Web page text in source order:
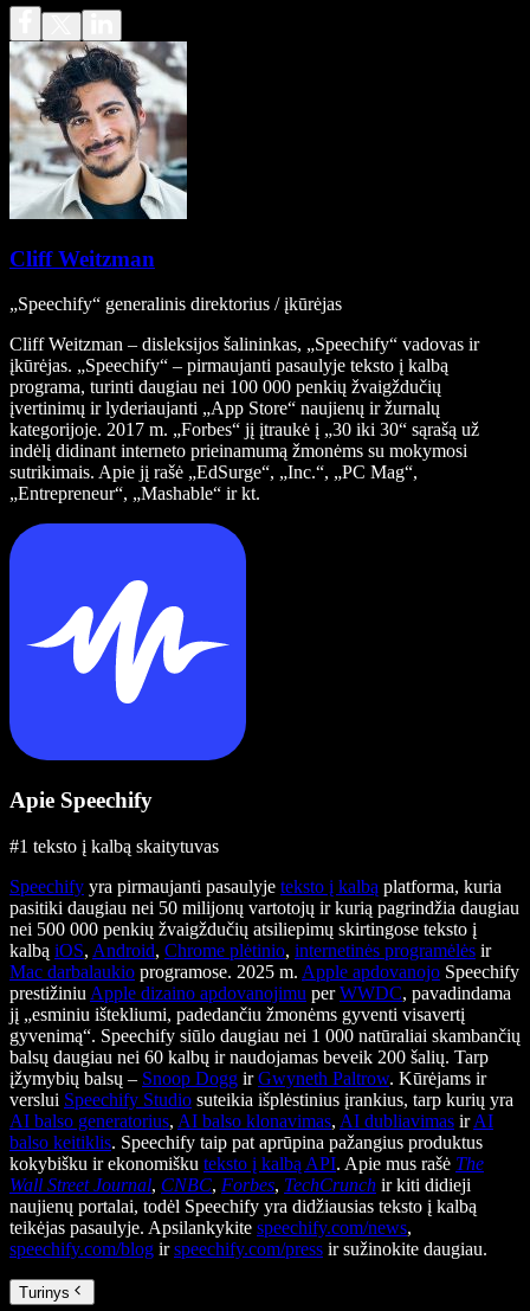
Cliff Weitzman
„Speechify“ generalinis direktorius / įkūrėjas
Cliff Weitzman – disleksijos šalininkas, „Speechify“ vadovas ir
įkūrėjas. „Speechify“ – pirmaujanti pasaulyje teksto į kalbą
programa, turinti daugiau nei 100 000 penkių žvaigždučių
įvertinimų ir lyderiaujanti „App Store“ naujienų ir žurnalų
kategorijoje. 2017 m. „Forbes“ jį įtraukė į „30 iki 30“ sąrašą už
indėlį didinant interneto prieinamumą žmonėms su mokymosi
sutrikimais. Apie jį rašė „EdSurge“, „Inc.“, „PC Mag“,
„Entrepreneur“, „Mashable“ ir kt.
Apie Speechify
#1 teksto į kalbą skaitytuvas
Speechify yra pirmaujanti pasaulyje teksto į kalbą platforma, kuria
pasitiki daugiau nei 50 milijonų vartotojų ir kurią pagrindžia daugiau
nei 500 000 penkių žvaigždučių atsiliepimų skirtingose teksto į
kalbą iOS, Android, Chrome plėtinio, internetinės programėlės ir
Mac darbalaukio programose. 2025 m. Apple apdovanojo Speechify
prestižiniu Apple dizaino apdovanojimu perWWDC, pavadindama
jį „esminiu ištekliumi, padedančiu žmonėms gyventi visavertį
gyvenimą“. Speechify siūlo daugiau nei 1 000 natūraliai skambančių
balsų daugiau nei 60 kalbų ir naudojamas beveik 200 šalių. Tarp
įžymybių balsų – Snoop Dogg irGwyneth Paltrow. Kūrėjams ir
verslui Speechify Studio suteikia išplėstinius įrankius, tarp kurių yra
AI balso generatorius, AI balso klonavimas, AI dubliavimas irAI
balso keitiklis. Speechify taip pat aprūpina pažangius produktus
kokybišku ir ekonomišku teksto į kalbą API. Apie mus rašė The
Wall Street Journal, CNBC, Forbes, TechCrunch ir kiti didieji
naujienų portalai, todėl Speechify yra didžiausias teksto į kalbą
teikėjas pasaulyje. Apsilankykite speechify.com/news,
speechify.com/blog irspeechify.com/press ir sužinokite daugiau.
Turinys